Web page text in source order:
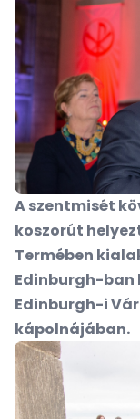
A szentmisét
koszorút
Termében
Edinburgh-ban
Edinburgh-i
kápolnájában.